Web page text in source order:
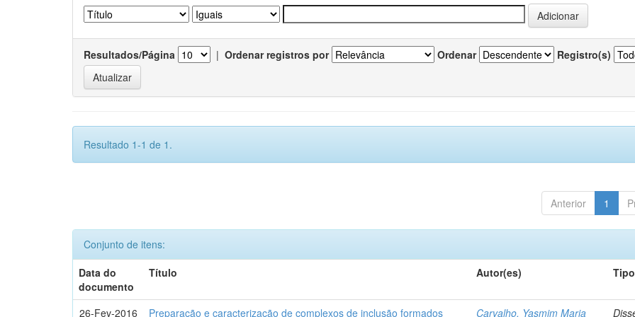
Resultados/Página | Ordenar registros por Ordenar Registro(s)
Resultado 1-1 de 1.
Anterior 1
Conjunto de itens:
Data do
documento
Título Autor(es) Tipo
26-Fev-2016 Preparação e caracterização de complexos de inclusão formados Carvalho, Yasmim Maria